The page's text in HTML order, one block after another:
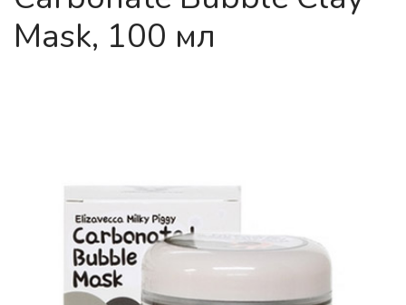
Mask, 100 мл